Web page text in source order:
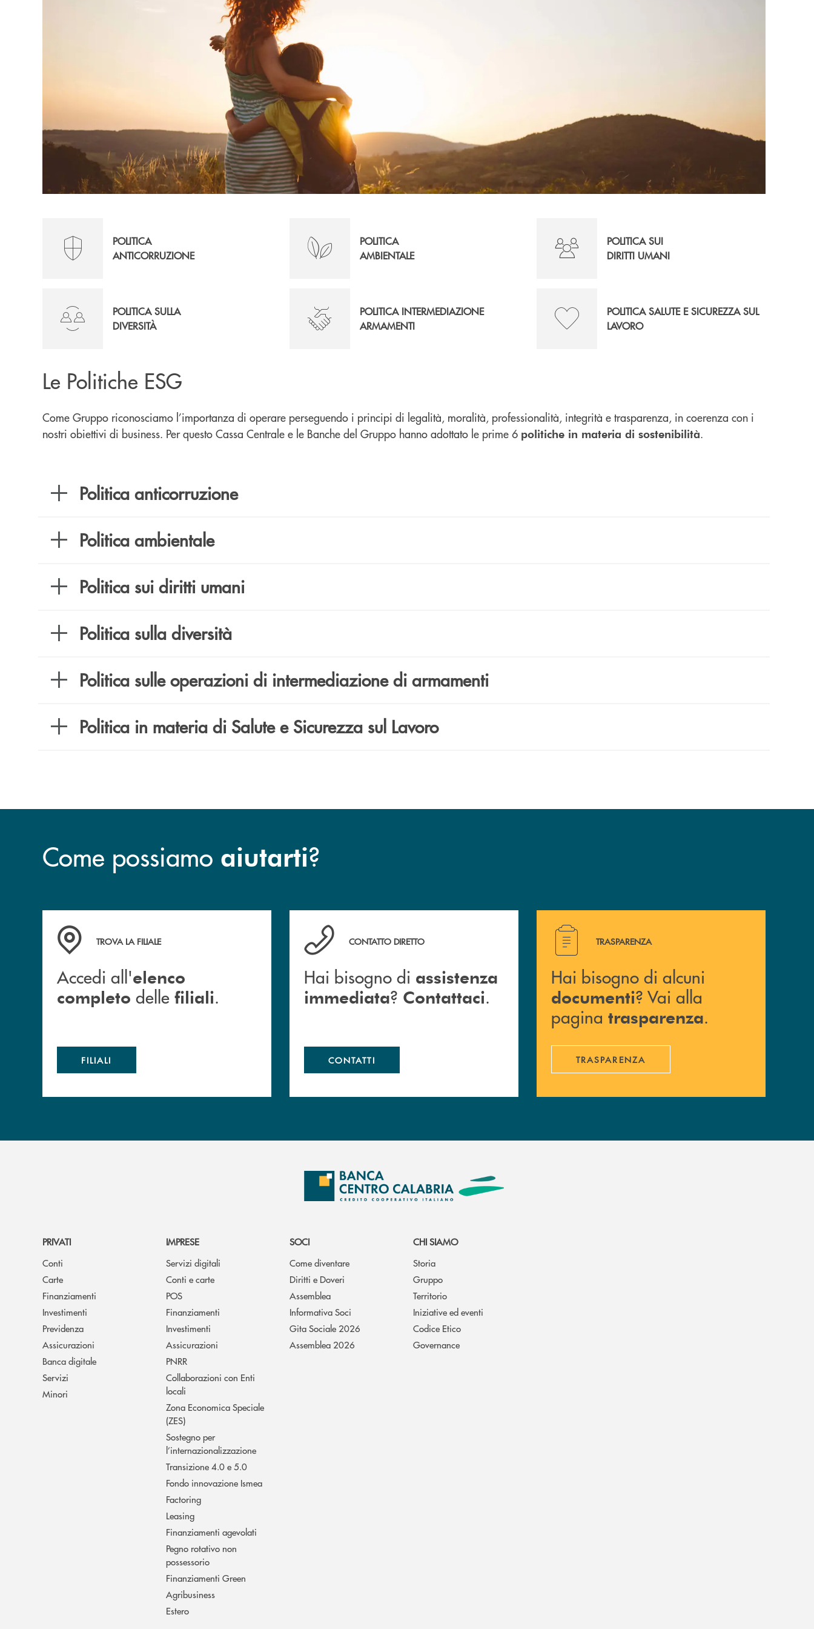
POLITICA
ANTICORRUZIONE
POLITICA
AMBIENTALE
POLITICA SUI
DIRITTI UMANI
POLITICA SULLA
DIVERSITÀ
POLITICA INTERMEDIAZIONE
ARMAMENTI
POLITICA SALUTE E SICUREZZA SUL
LAVORO
Le Politiche ESG
Come Gruppo riconosciamo l’importanza di operare perseguendo i principi di legalità, moralità, professionalità, integrità e trasparenza, in coerenza con i
nostri obiettivi di business. Per questo Cassa Centrale e le Banche del Gruppo hanno adottato le prime 6 politiche in materia di sostenibilità.
Politica anticorruzione
Politica ambientale
Politica sui diritti umani
Politica sulla diversità
Politica sulle operazioni di intermediazione di armamenti
Politica in materia di Salute e Sicurezza sul Lavoro
Come possiamo aiutarti?
Accedi all' elenco completo delle filiali .
TROVA LA FILIALE
Accedi all'elenco
completo delle filiali.
FILIALI
Hai bisogno di assistenza immediata ? Contattaci .
CONTATTO DIRETTO
Hai bisogno di assistenza
immediata? Contattaci.
CONTATTI
Hai bisogno di alcuni documenti ? Vai alla pagina
TRASPARENZA
Hai bisogno di alcuni
documenti? Vai alla
pagina trasparenza.
TRASPARENZA
PRIVATI
Conti
Carte
Finanziamenti
Investimenti
Previdenza
Assicurazioni
Banca digitale
Servizi
Minori
IMPRESE
Servizi digitali
Conti e carte
POS
Finanziamenti
Investimenti
Assicurazioni
PNRR
Collaborazioni con Enti
locali
Zona Economica Speciale
(ZES)
Sostegno per
l’internazionalizzazione
Transizione 4.0 e 5.0
Fondo innovazione Ismea
Factoring
Leasing
Finanziamenti agevolati
Pegno rotativo non
possessorio
Finanziamenti Green
Agribusiness
Estero
SOCI
Come diventare
Diritti e Doveri
Assemblea
Informativa Soci
Gita Sociale 2026
Assemblea 2026
CHI SIAMO
Storia
Gruppo
Territorio
Iniziative ed eventi
Codice Etico
Governance